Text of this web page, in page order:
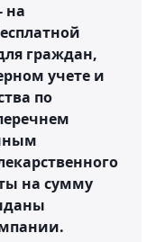
на
граждан,
учете и
по
на сумму